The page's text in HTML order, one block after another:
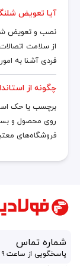
آیا تعویض
نصب و تعویض
از سلامت
فردی آشنا به
چگونه از
روی محصول و
فروشگاه‌های
شماره تماس
پاسخگویی از ساعت ۹ تا ۱۷